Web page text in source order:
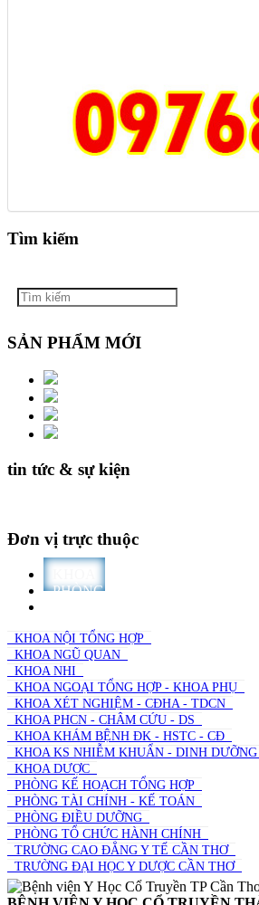
Tìm kiếm
SẢN PHẨM MỚI
tin tức & sự kiện
Đơn vị trực thuộc
PHÒNG
KHOA NỘI TỔNG HỢP
KHOA NGŨ QUAN
KHOA NHI
KHOA NGOẠI TỔNG HỢP - KHOA PHỤ
KHOA XÉT NGHIỆM - CĐHA - TDCN
KHOA PHCN - CHÂM CỨU - DS
KHOA KHÁM BỆNH ĐK - HSTC - CĐ
KHOA KS NHIỄM KHUẨN - DINH DƯỠNG
KHOA DƯỢC
PHÒNG KẾ HOẠCH TỔNG HỢP
PHÒNG TÀI CHÍNH - KẾ TOÁN
PHÒNG ĐIỀU DƯỠNG
PHÒNG TỔ CHỨC HÀNH CHÍNH
TRƯỜNG CAO ĐẲNG Y TẾ CẦN THƠ
TRƯỜNG ĐẠI HỌC Y DƯỢC CẦN THƠ